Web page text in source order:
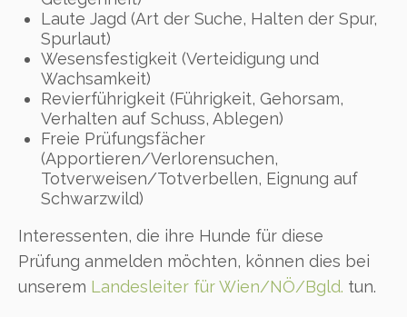
Laute Jagd (Art der Suche, Halten der Spur,
Spurlaut)
Wesensfestigkeit (Verteidigung und
Wachsamkeit)
Revierführigkeit (Führigkeit, Gehorsam,
Verhalten auf Schuss, Ablegen)
Freie Prüfungsfächer
(Apportieren/Verlorensuchen,
Totverweisen/Totverbellen, Eignung auf
Schwarzwild)
Interessenten, die ihre Hunde für diese
Prüfung anmelden möchten, können dies bei
unserem Landesleiter für Wien/NÖ/Bgld. tun.